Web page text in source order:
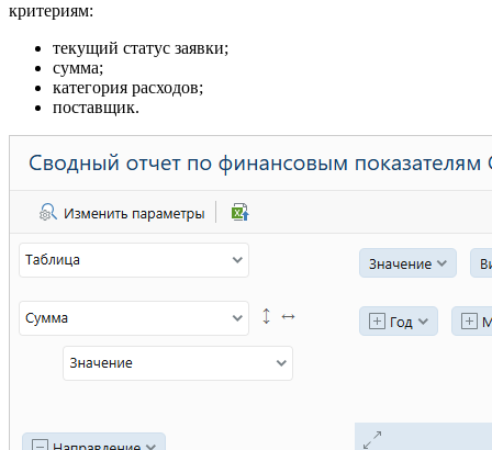
критериям:
текущий статус заявки;
сумма;
категория расходов;
поставщик.